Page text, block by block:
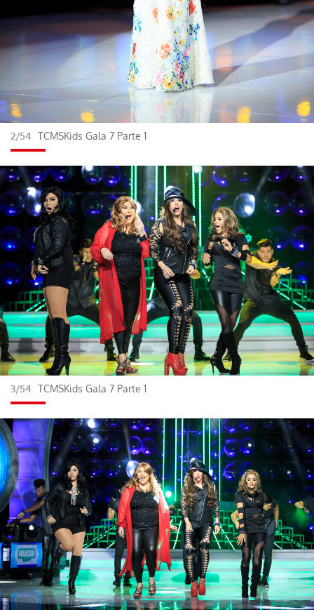
2/54 TCMSKids Gala 7 Parte 1
3/54 TCMSKids Gala 7 Parte 1